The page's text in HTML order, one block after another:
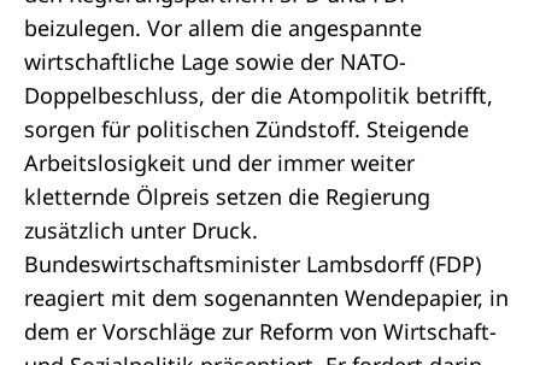
beizulegen. Vor allem die angespannte
wirtschaftliche Lage sowie der NATO-
Doppelbeschluss, der die Atompolitik betrifft,
sorgen für politischen Zündstoff. Steigende
Arbeitslosigkeit und der immer weiter
kletternde Ölpreis setzen die Regierung
zusätzlich unter Druck.
Bundeswirtschaftsminister Lambsdorff (FDP)
reagiert mit dem sogenannten Wendepapier, in
dem er Vorschläge zur Reform von Wirtschaft-